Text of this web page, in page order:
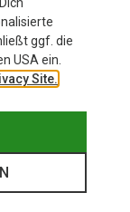
ggf. die
USA ein.
Site.